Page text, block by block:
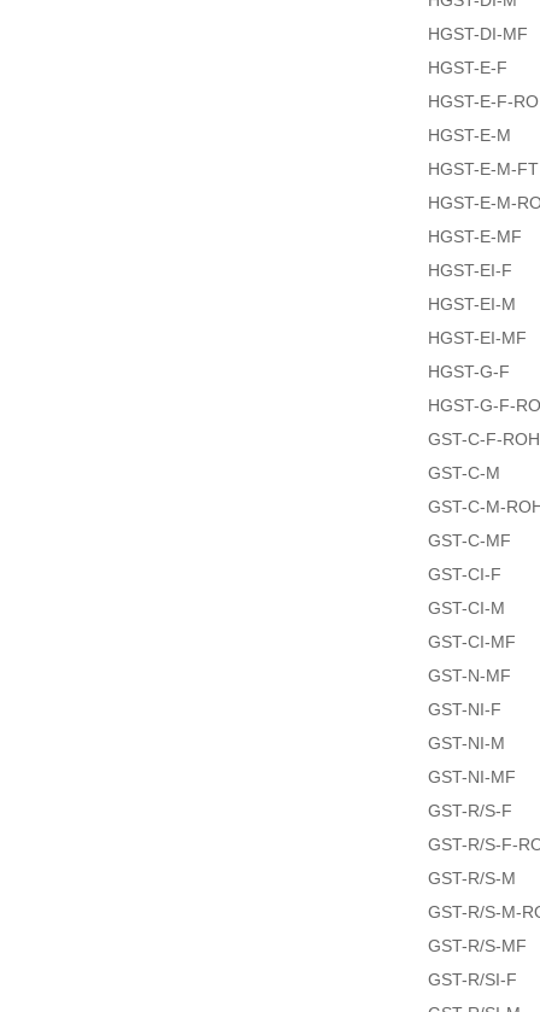
HGST-DI-MF
HGST-E-F
HGST-E-F-
HGST-E-M
HGST-E-M-FT
HGST-E-M-
HGST-E-MF
HGST-EI-F
HGST-EI-M
HGST-EI-MF
HGST-G-F
HGST-G-F-
GST-C-F-
GST-C-M
GST-C-M-
GST-C-MF
GST-CI-F
GST-CI-M
GST-CI-MF
GST-N-MF
GST-NI-F
GST-NI-M
GST-NI-MF
GST-R/S-F
GST-R/S-F-
GST-R/S-M
GST-R/S-M-
GST-R/S-MF
GST-R/SI-F